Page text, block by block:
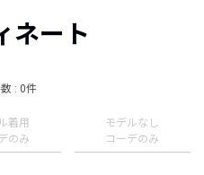
ネート
: 0件
着用
のみ
モデルなし
コーデのみ